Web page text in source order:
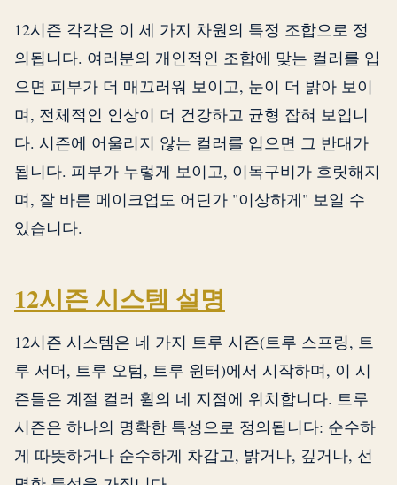
12시즌 각각은 이 세 가지 차원의 특정 조합으로 정
의됩니다. 여러분의 개인적인 조합에 맞는 컬러를 입
으면 피부가 더 매끄러워 보이고, 눈이 더 밝아 보이
며, 전체적인 인상이 더 건강하고 균형 잡혀 보입니
다. 시즌에 어울리지 않는 컬러를 입으면 그 반대가
됩니다. 피부가 누렇게 보이고, 이목구비가 흐릿해지
며, 잘 바른 메이크업도 어딘가 "이상하게" 보일 수
있습니다.
12시즌 시스템 설명
12시즌 시스템은 네 가지 트루 시즌(트루 스프링, 트
루 서머, 트루 오텀, 트루 윈터)에서 시작하며, 이 시
즌들은 계절 컬러 휠의 네 지점에 위치합니다. 트루
시즌은 하나의 명확한 특성으로 정의됩니다: 순수하
게 따뜻하거나 순수하게 차갑고, 밝거나, 깊거나, 선